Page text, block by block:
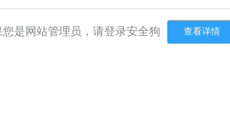
您是网站管理员，请登录安全狗